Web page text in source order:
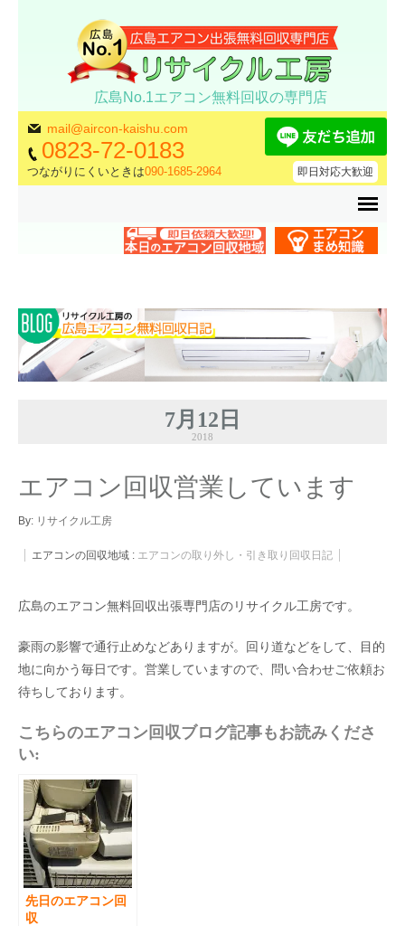
広島No.1エアコン無料回収の専門店
mail@aircon-kaishu.com
0823-72-0183
つながりにくいときは090-1685-2964 即日対応大歓迎
7月12日
2018
エアコン回収営業しています
By: リサイクル工房
エアコンの回収地域 : エアコンの取り外し・引き取り回収日記
広島のエアコン無料回収出張専門店のリサイクル工房です。
豪雨の影響で通行止めなどありますが。回り道などをして、目的
地に向かう毎日です。営業していますので、問い合わせご依頼お
待ちしております。
こちらのエアコン回収ブログ記事もお読みくださ
い:
先日のエアコン回
収